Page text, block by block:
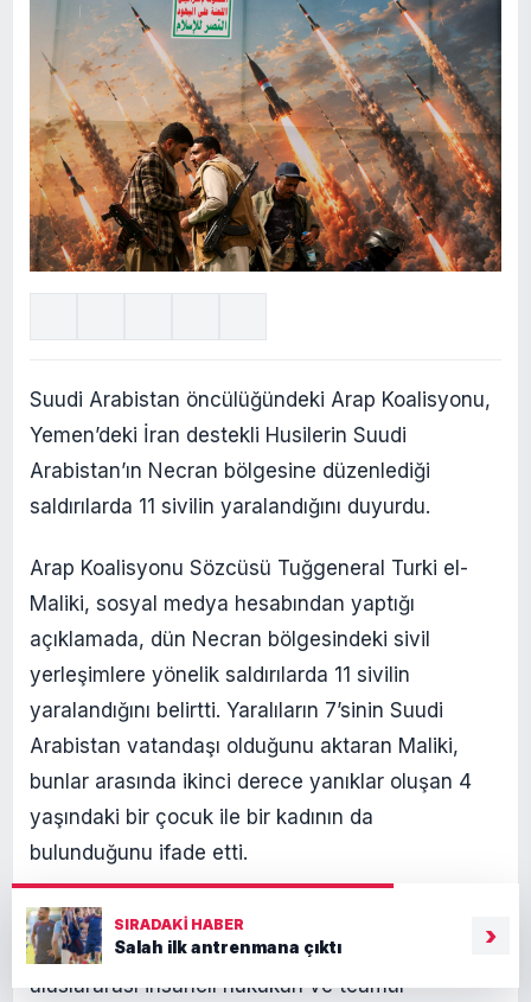
Suudi Arabistan öncülüğündeki Arap Koalisyonu,
Yemen’deki İran destekli Husilerin Suudi
Arabistan’ın Necran bölgesine düzenlediği
saldırılarda 11 sivilin yaralandığını duyurdu.
Arap Koalisyonu Sözcüsü Tuğgeneral Turki el-
Maliki, sosyal medya hesabından yaptığı
açıklamada, dün Necran bölgesindeki sivil
yerleşimlere yönelik saldırılarda 11 sivilin
yaralandığını belirtti. Yaralıların 7’sinin Suudi
Arabistan vatandaşı olduğunu aktaran Maliki,
bunlar arasında ikinci derece yanıklar oluşan 4
yaşındaki bir çocuk ile bir kadının da
bulunduğunu ifade etti.
Maliki, Husilerin sivil hedeflere rastgele
mühimmatla saldırılar düzenlediğini, bunun
uluslararası insancıl hukukun ve teamül
SIRADAKI HABER
Salah ilk antrenmana çıktı ›